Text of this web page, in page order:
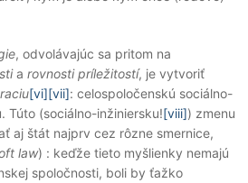
, odvolávajúc sa pritom na
a rovnosti príležitostí, je vytvoriť
[vi][vii]: celospoločenskú sociálno-
Túto (sociálno-inžiniersku![viii]) zmenu
aj štát najprv cez rôzne smernice,
law) : keďže tieto myšlienky nemajú
spoločnosti, boli by ťažko